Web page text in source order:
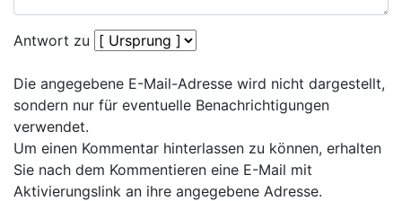
Antwort zu
Die angegebene E-Mail-Adresse wird nicht dargestellt,
sondern nur für eventuelle Benachrichtigungen
verwendet.
Um einen Kommentar hinterlassen zu können, erhalten
Sie nach dem Kommentieren eine E-Mail mit
Aktivierungslink an ihre angegebene Adresse.